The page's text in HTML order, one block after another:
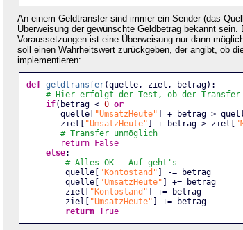
An einem Geldtransfer sind immer ein Sender (das
Überweisung der gewünschte Geldbetrag bekannt
Voraussetzungen ist eine Überweisung nur dann
soll einen Wahrheitswert zurückgeben, der angibt, ob
implementieren:
def geldtransfer(quelle, ziel, betrag):
# Hier erfolgt der Test, ob der
if(betrag < 0 or
       quelle[
"UmsatzHeute" ] + betrag >
       ziel[
"UmsatzHeute" ] + betrag > ziel[
# Transfer unmöglich
return
False
else:
# Alles OK - Auf geht's
        quelle[
"Kontostand" ] -= betrag
        quelle[
"UmsatzHeute" ] += betrag
        ziel[
"Kontostand" ] += betrag
        ziel[
"UmsatzHeute" ] += betrag
return True